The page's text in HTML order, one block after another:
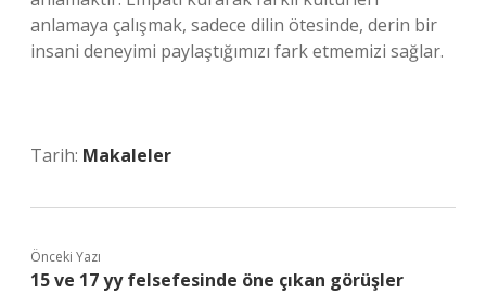
anlamaya çalışmak, sadece dilin ötesinde, derin bir
insani deneyimi paylaştığımızı fark etmemizi sağlar.
Tarih: Makaleler
Önceki Yazı
15 ve 17 yy felsefesinde öne çıkan görüşler